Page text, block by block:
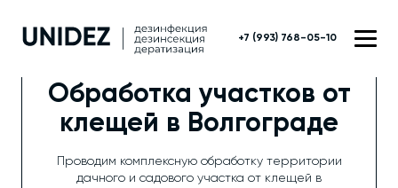
+7 (993) 768-05-10
Обработка участков от
клещей в Волгограде
Проводим комплексную обработку территории
дачного и садового участка от клещей в